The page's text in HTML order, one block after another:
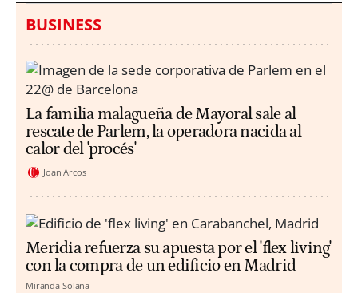
BUSINESS
La familia malagueña de Mayoral sale al
rescate de Parlem, la operadora nacida al
calor del 'procés'
Joan Arcos
Meridia refuerza su apuesta por el 'flex living'
con la compra de un edificio en Madrid
Miranda Solana